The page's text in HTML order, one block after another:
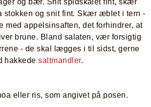
og bær. Snit spidskålet fint, skær
stokken og snit fint. Skær æblet i tern -
med appelsinsaften, det forhindrer, at
brune. Bland salaten, vær forsigtig
- de skal lægges i til sidst, gerne
hakkedesaltmandler.
eller ris, som angivet på posen.